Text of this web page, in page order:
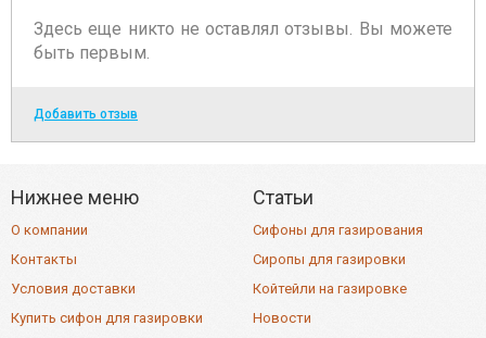
Здесь еще никто не оставлял отзывы. Вы можете
быть первым.
Добавить отзыв
Нижнее меню
О компании
Контакты
Условия доставки
Купить сифон для газировки
Статьи
Сифоны для газирования
Сиропы для газировки
Койтейли на газировке
Новости